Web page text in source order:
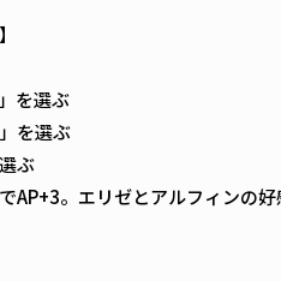
を選ぶ
を選ぶ
ぶ
。エリゼとアルフィンの好